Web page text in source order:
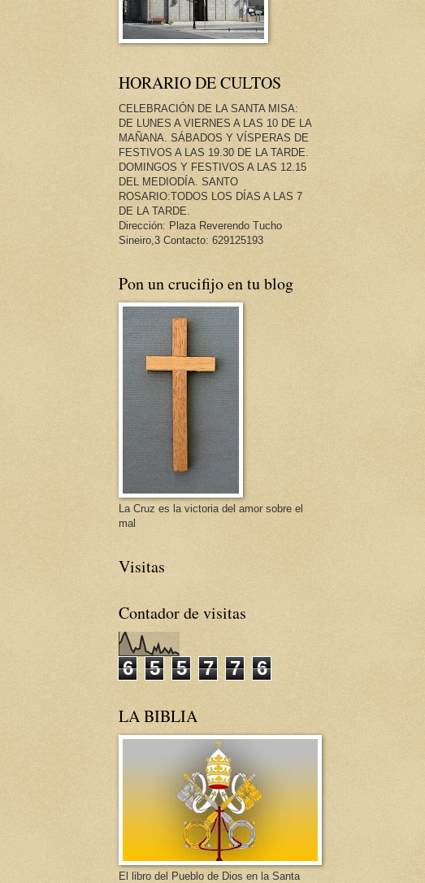
HORARIO DE CULTOS
CELEBRACIÓN DE LA SANTA MISA:
DE LUNES A VIERNES A LAS 10 DE LA
MAÑANA. SÁBADOS Y VÍSPERAS DE
FESTIVOS A LAS 19.30 DE LA TARDE.
DOMINGOS Y FESTIVOS A LAS 12.15
DEL MEDIODÍA. SANTO
ROSARIO:TODOS LOS DÍAS A LAS 7
DE LA TARDE.
Dirección: Plaza Reverendo Tucho
Sineiro,3 Contacto: 629125193
Pon un crucifijo en tu blog
La Cruz es la victoria del amor sobre el
mal
Visitas
Contador de visitas
6 5 5 7 7 6
LA BIBLIA
El libro del Pueblo de Dios en la Santa